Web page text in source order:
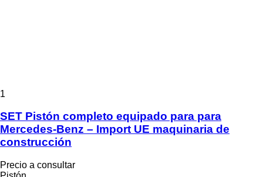
1
SET Pistón completo equipado para para
Mercedes-Benz – Import UE maquinaria de
construcción
Precio a consultar